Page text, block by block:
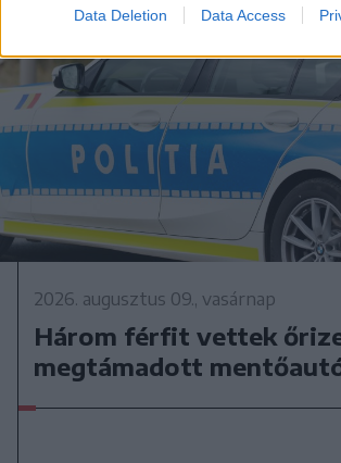
Data Deletion Data Access
2026. augusztus 09., vasárnap
Három férfit vettek
megtámadott